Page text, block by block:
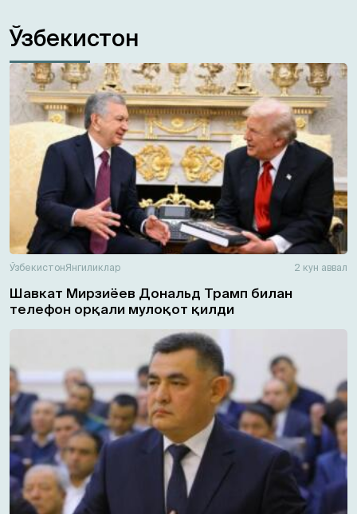
Ўзбекистон
ЎзбекистонЯнгиликлар 2 кун аввал
Шавкат Мирзиёев Дональд Трамп билан
телефон орқали мулоқот қилди